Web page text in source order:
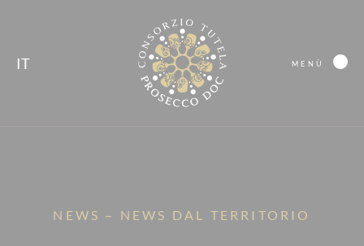
IT MENÙ
NEWS – NEWS DAL TERRITORIO